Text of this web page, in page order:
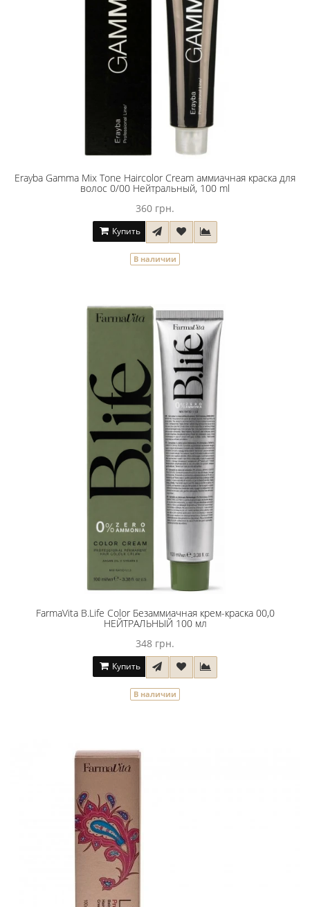
Erayba Gamma Mix Tone Haircolor Cream аммиачная краска для
волос 0/00 Нейтральный, 100 ml
360 грн.
Купить
В наличии
FarmaVita B.Life Color Безаммиачная крем-краска 00,0
НЕЙТРАЛЬНЫЙ 100 мл
348 грн.
Купить
В наличии